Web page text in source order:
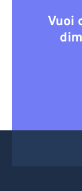
Vuoi